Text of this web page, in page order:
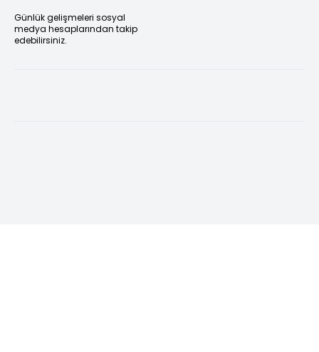
Günlük gelişmeleri sosyal
medya hesaplarından takip
edebilirsiniz.